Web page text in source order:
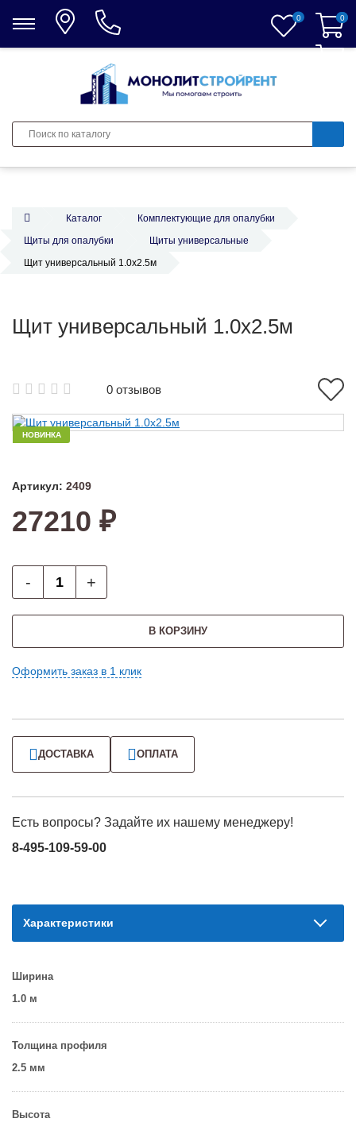
0 0
0
Каталог
Комплектующие для опалубки
Щиты для опалубки
Щиты универсальные
Щит универсальный 1.0x2.5м
Щит универсальный 1.0x2.5м
0 отзывов
НОВИНКА
Артикул: 2409
27210 ₽
- +
В КОРЗИНУ
Оформить заказ в 1 клик
ДОСТАВКА ОПЛАТА
Есть вопросы? Задайте их нашему менеджеру!
8-495-109-59-00
Характеристики
Ширина
1.0 м
Толщина профиля
2.5 мм
Высота